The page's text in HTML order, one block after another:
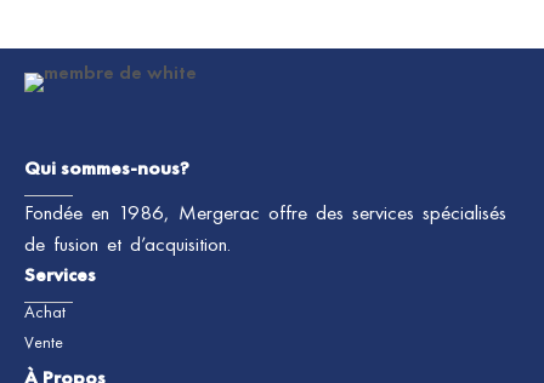
Qui sommes-nous?
Fondée en 1986, Mergerac offre des services spécialisés
de fusion et d’acquisition.
Services
Achat
Vente
À Propos